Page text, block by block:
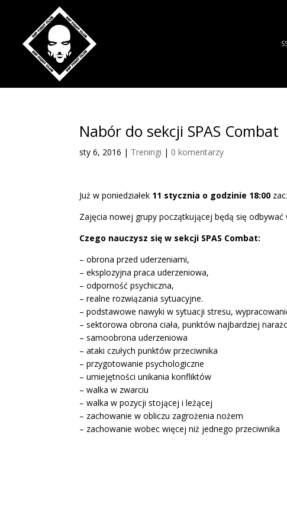
Nabór do sekcji SPAS Combat
sty 6, 2016 | Treningi | 0 komentarzy
Już w poniedziałek 11 stycznia o godzinie 18:00
Zajęcia nowej grupy początkującej będą się odbywać
Czego nauczysz się w sekcji SPAS Combat:
– obrona przed uderzeniami,
– eksplozyjna praca uderzeniowa,
– odporność psychiczna,
– realne rozwiązania sytuacyjne.
– podstawowe nawyki w sytuacji stresu,
– sektorowa obrona ciała, punktów najbardziej
– samoobrona uderzeniowa
– ataki czułych punktów przeciwnika
– przygotowanie psychologiczne
– umiejętności unikania konfliktów
– walka w zwarciu
– walka w pozycji stojącej i leżącej
– zachowanie w obliczu zagrożenia nożem
– zachowanie wobec więcej niż jednego przeciwnika